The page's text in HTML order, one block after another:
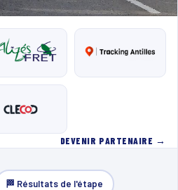
DEVENIR PARTENAIRE →
🏁 Résultats de l'étape